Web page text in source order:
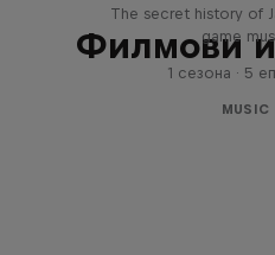
Филмови
The secret history of
game
1 сезона · 5
MUSIC